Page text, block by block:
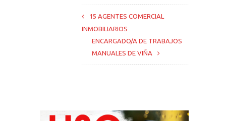
15 AGENTES COMERCIAL
INMOBILIARIOS
ENCARGADO/A DE TRABAJOS
MANUALES DE VIÑA